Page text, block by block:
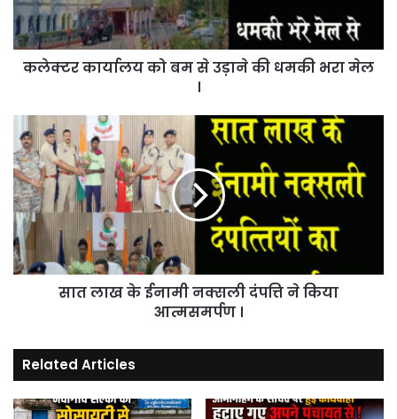
की
धमकी
भरा
मेलकलेक्टर कार्यालय को बम से उड़ाने की धमकी भरा मेल
।
लाख
के
ईनामी
नक्सली
दंपत्ति
ने
किया
आत्मसमर्पण
सात लाख के ईनामी नक्सली दंपत्ति ने किया
आत्मसमर्पण ।
Related Articles